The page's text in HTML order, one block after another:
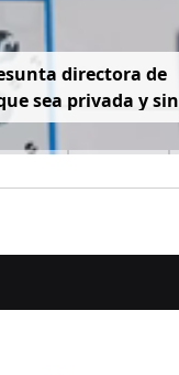
sunta directora de
uesea privada ysin